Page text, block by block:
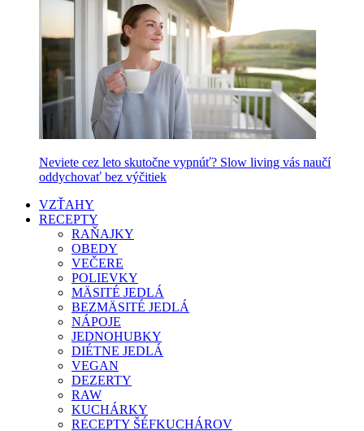
Neviete cez leto skutočne vypnúť? Slow living vás naučí
oddychovať bez výčitiek
VZŤAHY
RECEPTY
RAŇAJKY
OBEDY
VEČERE
POLIEVKY
MÄSITÉ JEDLÁ
BEZMÄSITÉ JEDLÁ
NÁPOJE
JEDNOHUBKY
DIÉTNE JEDLÁ
VEGAN
DEZERTY
RAW
KUCHÁRKY
RECEPTY ŠÉFKUCHÁROV